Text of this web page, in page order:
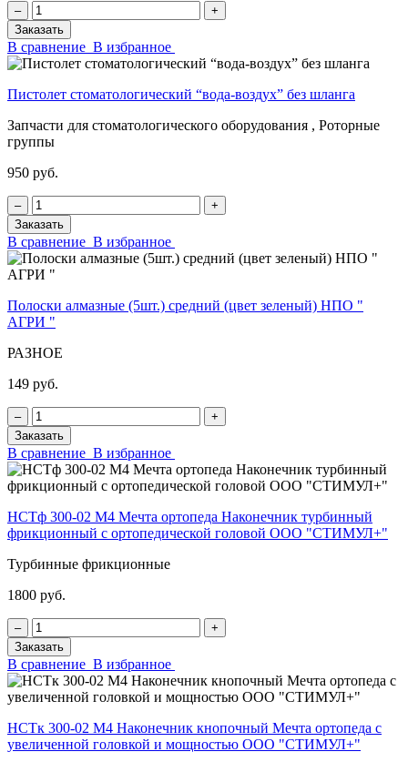
‒
+
Заказать
В сравнение В избранное
Пистолет стоматологический “вода-воздух” без шланга
Запчасти для стоматологического оборудования , Роторные
группы
950 руб.
‒
+
Заказать
В сравнение В избранное
Полоски алмазные (5шт.) средний (цвет зеленый) НПО "
АГРИ "
РАЗНОЕ
149 руб.
‒
+
Заказать
В сравнение В избранное
НСТф 300-02 М4 Мечта ортопеда Наконечник турбинный
фрикционный с ортопедической головой ООО "СТИМУЛ+"
Турбинные фрикционные
1800 руб.
‒
+
Заказать
В сравнение В избранное
НСТк 300-02 М4 Наконечник кнопочный Мечта ортопеда с
увеличенной головкой и мощностью ООО "СТИМУЛ+"